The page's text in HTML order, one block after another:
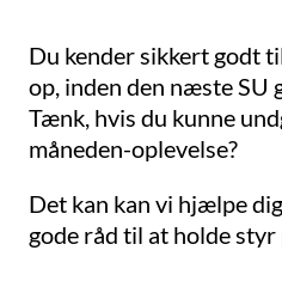
Du kender sikkert godt
op, inden den næste SU
Tænk, hvis du kunne
måneden-oplevelse?
Det kan kan vi hjælpe
gode råd til at holde